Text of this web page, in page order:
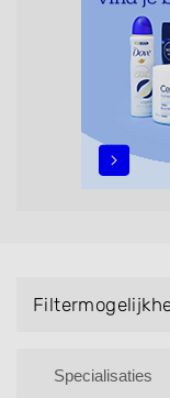
behulp van de
zoekresultaten
en het centrum)